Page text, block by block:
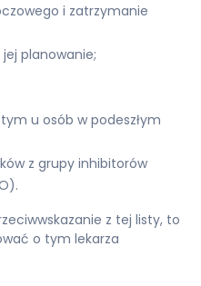
i zatrzymanie
planowanie;
u osób w podeszłym
z grupy inhibitorów
z tej listy, to
o tym lekarza